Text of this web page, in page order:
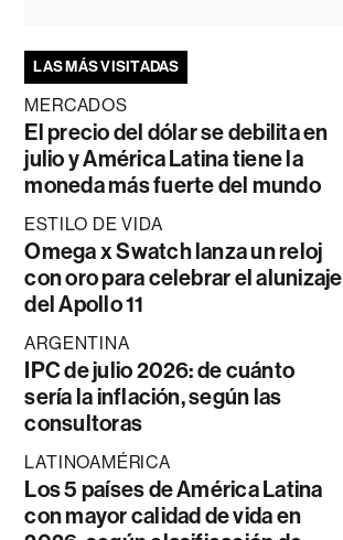
LAS MÁS VISITADAS
MERCADOS
El precio del dólar se debilita en
julio y América Latina tiene la
moneda más fuerte del mundo
ESTILO DE VIDA
Omega x Swatch lanza un reloj
con oro para celebrar el alunizaje
del Apollo 11
ARGENTINA
IPC de julio 2026: de cuánto
sería la inflación, según las
consultoras
LATINOAMÉRICA
Los 5 países de América Latina
con mayor calidad de vida en